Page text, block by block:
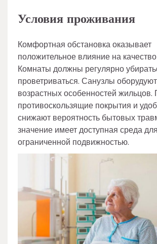
Условия проживания
Комфортная обстановка оказывает
положительное влияние на
Комнаты должны регулярно
проветриваться. Санузлы
возрастных особенностей жильцов.
противоскользящие покрытия и
снижают вероятность бытовых
значение имеет доступная среда
ограниченной подвижностью.